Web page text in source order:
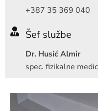
+387 35 369 040
Šef službe
Dr. Husić Almir
spec. fizikalne